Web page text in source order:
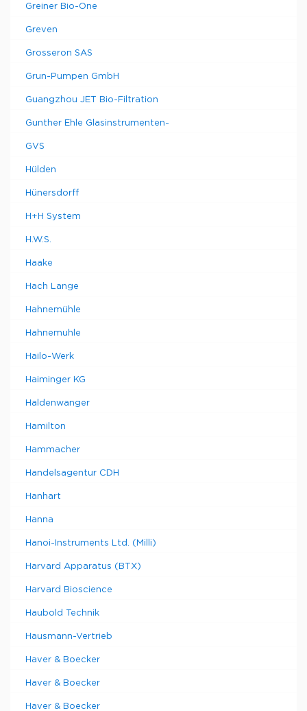
Greiner Bio-One
Greven
Grosseron SAS
Grun-Pumpen GmbH
Guangzhou JET Bio-Filtration
Gunther Ehle Glasinstrumenten-
GVS
Hülden
Hünersdorff
H+H System
H.W.S.
Haake
Hach Lange
Hahnemühle
Hahnemuhle
Hailo-Werk
Haiminger KG
Haldenwanger
Hamilton
Hammacher
Handelsagentur CDH
Hanhart
Hanna
Hanoi-Instruments Ltd. (Milli)
Harvard Apparatus (BTX)
Harvard Bioscience
Haubold Technik
Hausmann-Vertrieb
Haver & Boecker
Haver & Boecker
Haver & Boecker